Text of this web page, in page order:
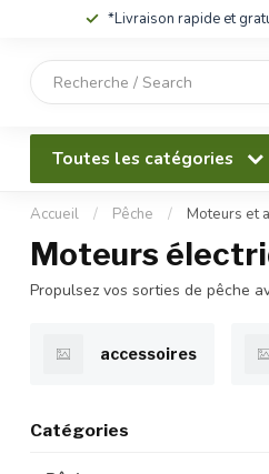
*Livraison rapide et
Toutes les catégories
Accueil / Pêche / Moteurs et
Moteurs
Propulsez vos sorties de pêche
accessoires
Catégories